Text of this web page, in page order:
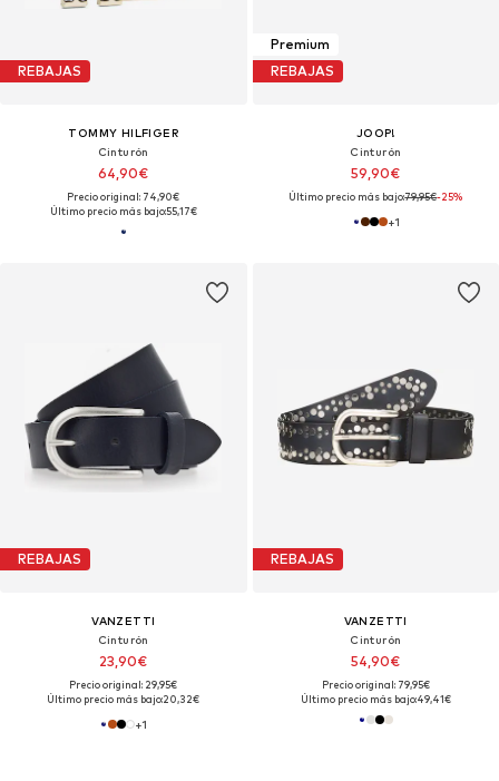
REBAJAS
TOMMY HILFIGER
Cinturón
64,90€
Precio original: 74,90€
Último precio más bajo:55,17€
Premium
REBAJAS
JOOP!
Cinturón
59,90€
Último precio más bajo:79,95€-25%
+1
REBAJAS
VANZETTI
Cinturón
23,90€
Precio original: 29,95€
Último precio más bajo:20,32€
+1
REBAJAS
VANZETTI
Cinturón
54,90€
Precio original: 79,95€
Último precio más bajo:49,41€